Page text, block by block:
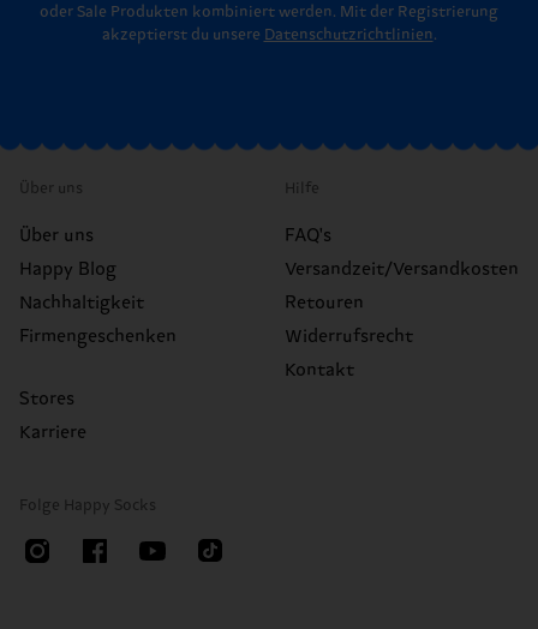
oder Sale Produkten kombiniert werden. Mit der Registrierung
akzeptierst du unsere Datenschutzrichtlinien.
Über uns
Über uns
Happy Blog
Nachhaltigkeit
Firmengeschenken
Stores
Karriere
Hilfe
FAQ's
Versandzeit/Versandkosten
Retouren
Widerrufsrecht
Kontakt
Folge Happy Socks